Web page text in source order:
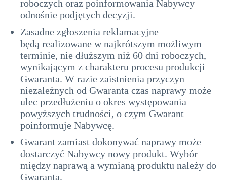
roboczych oraz poinformowania Nabywcy
odnośnie podjętych decyzji.
Zasadne zgłoszenia reklamacyjne
będą realizowane w najkrótszym możliwym
terminie, nie dłuższym niż 60 dni roboczych,
wynikającym z charakteru procesu produkcji
Gwaranta. W razie zaistnienia przyczyn
niezależnych od Gwaranta czas naprawy może
ulec przedłużeniu o okres występowania
powyższych trudności, o czym Gwarant
poinformuje Nabywcę.
Gwarant zamiast dokonywać naprawy może
dostarczyć Nabywcy nowy produkt. Wybór
między naprawą a wymianą produktu należy do
Gwaranta.